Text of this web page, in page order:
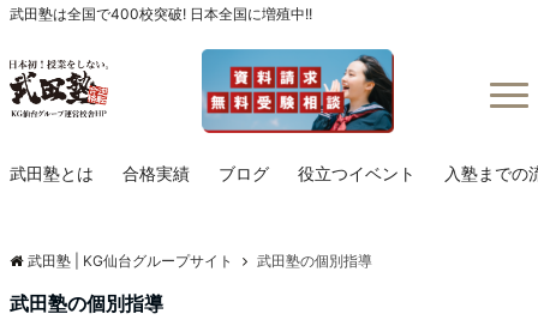
武田塾は全国で400校突破! 日本全国に増殖中!!
武田塾とは 合格実績 ブログ 役立つイベント 入塾までの
武田塾 | KG仙台グループサイト 武田塾の個別指導
武田塾の個別指導